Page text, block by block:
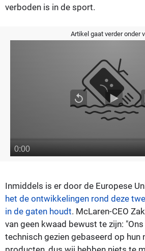
verboden is in de sport.
Artikel gaat verder onder
Inmiddels is er door de Europese
het de ontwikkelingen rond deze
in de gaten houdt. McLaren-CEO
van geen kwaad bewust te zijn:
technisch gezien gebaseerd op hun